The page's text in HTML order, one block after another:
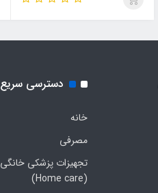
دسترسی سریع
خانه
مصرفی
تجهیزات پزشکی خانگی
(Home care)